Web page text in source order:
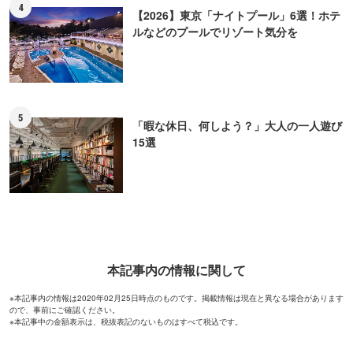
4
【2026】東京「ナイトプール」6選！ホテ
ルなどのプールでリゾート気分を
5
「暇な休日、何しよう？」大人の一人遊び
15選
本記事内の情報に関して
※本記事内の情報は2020年02月25日時点のものです。掲載情報は現在と異なる場合があります
ので、事前にご確認ください。
※本記事中の金額表示は、税抜表記のないものはすべて税込です。